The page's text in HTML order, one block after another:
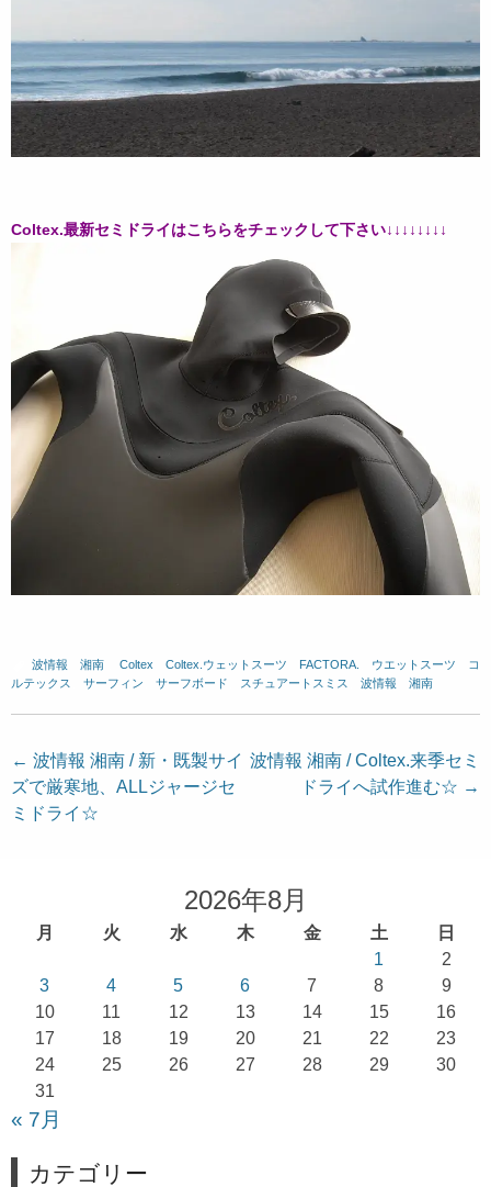
Coltex.最新セミドライはこちらをチェックして下さい↓↓↓↓↓↓↓↓
波情報 湘南 Coltex Coltex.ウェットスーツ FACTORA. ウエットスーツ
コ
ルテックス
サーフィン サーフボード スチュアートスミス 波情報 湘南
投
稿
ナ
← 波情報 湘南 / 新・既製サイ
ズで厳寒地、ALLジャージセ
ミドライ☆
波情報 湘南 / Coltex.来季セミ
ドライへ試作進む☆ →
2026年8月
月 火 水 木 金 土
日
1
2
3
4 5 6 7 8
9
10
11 12 13 14 15
16
17
18 19 20 21 22
23
24
25 26 27 28 29
30
31
« 7月
カテゴリー